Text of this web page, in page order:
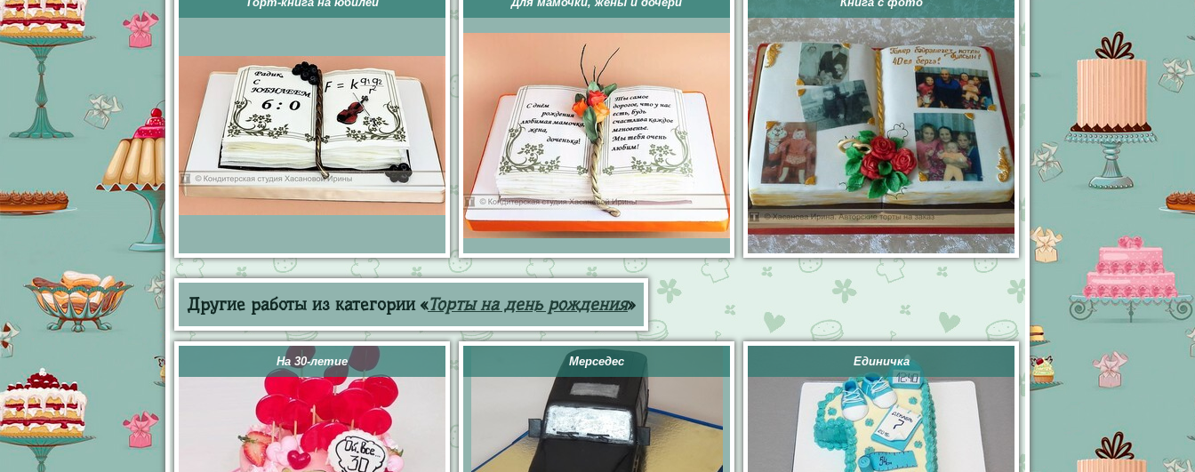
Другие работы из категории «Торты на день рождения»
На 30-летие Мерседес Единичка